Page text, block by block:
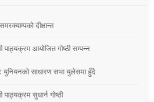
दीक्षान्त
पाठ्यक्रम आयोजित गोष्ठी सम्पन्न
युनियनको साधारण सभा युलेसमा हुँदै
पाठ्यक्रम सुधार्न गोष्ठी